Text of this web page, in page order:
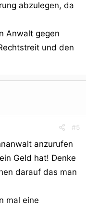
abzulegen, da
Anwalt gegen
und den
#5
anzurufen
Geld hat! Denke
darauf das man
mal eine